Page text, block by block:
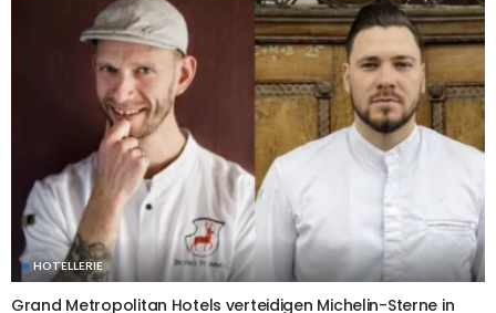
HOTELLERIE
Grand Metropolitan Hotels verteidigen Michelin-Sterne in